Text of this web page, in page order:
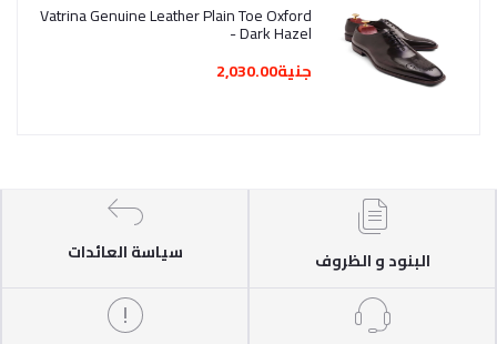
Vatrina Genuine Leather Plain Toe Oxford
- Dark Hazel
جنية2,030.00
البنود و الظروف سياسة العائدات